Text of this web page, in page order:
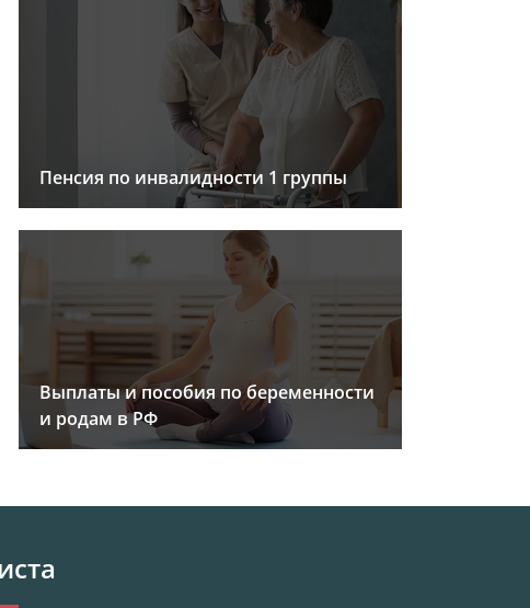
Пенсия по инвалидности 1 группы
Выплаты и пособия по беременности
и родам в РФ